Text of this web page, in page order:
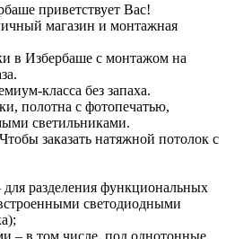
приветствует Вас!
магазин и монтажная
в Избербаше с монтажом на
класса без запаха.
полотна с фотопечатью,
светильниками.
заказать натяжной потолок с
разделения функциональных
светодиодными
– в том числе, под однотонные